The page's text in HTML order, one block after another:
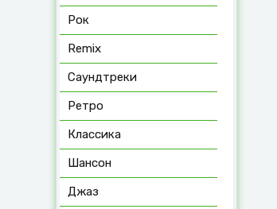
Рок
Remix
Саундтреки
Ретро
Классика
Шансон
Джаз